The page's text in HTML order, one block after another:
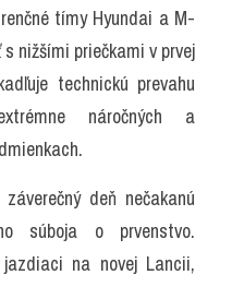
tímy Hyundai a M-
nižšími priečkami v prvej
technickú prevahu
náročných a
deň nečakanú
súboja o prvenstvo.
jazdiaci na novej Lancii,